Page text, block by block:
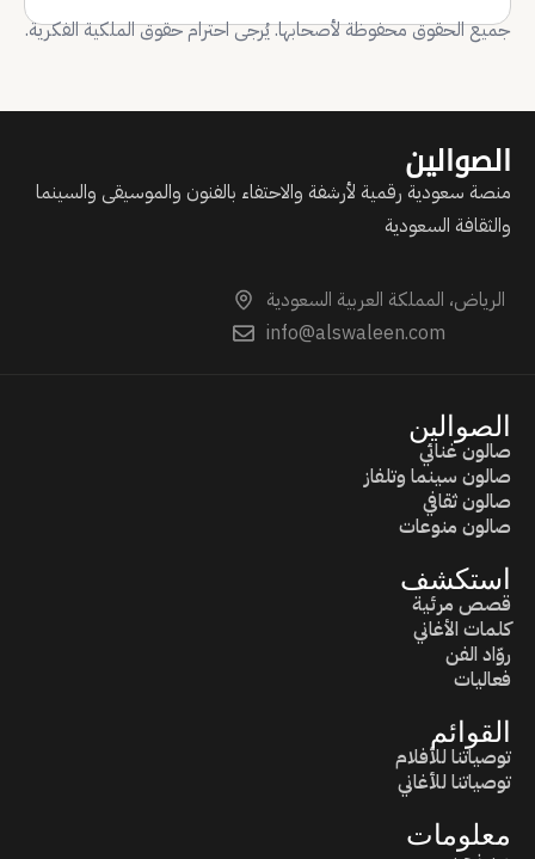
جميع الحقوق محفوظة لأصحابها. يُرجى احترام حقوق الملكية الفكرية.
الصوالين
منصة سعودية رقمية لأرشفة والاحتفاء بالفنون والموسيقى والسينما
والثقافة السعودية
الرياض، المملكة العربية السعودية
info@alswaleen.com
الصوالين
صالون غنائي
صالون سينما وتلفاز
صالون ثقافي
صالون منوعات
استكشف
قصص مرئية
كلمات الأغاني
روّاد الفن
فعاليات
القوائم
توصياتنا للأفلام
توصياتنا للأغاني
معلومات